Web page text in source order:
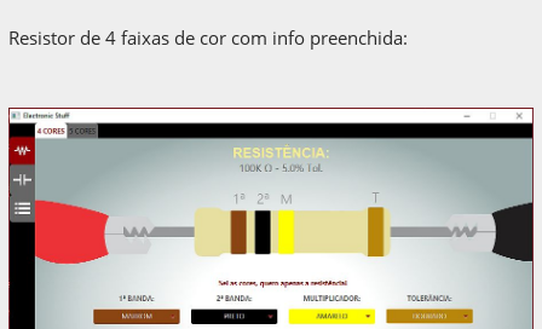
Resistor de 4 faixas de cor com info preenchida: